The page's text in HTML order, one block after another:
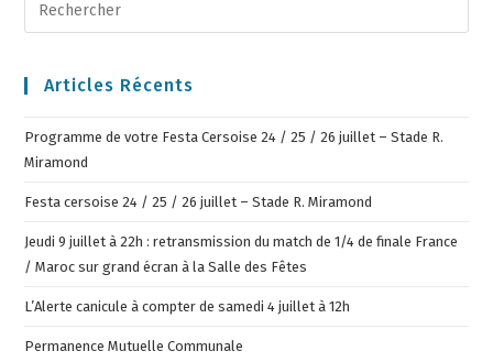
Articles Récents
Programme de votre Festa Cersoise 24 / 25 / 26 juillet – Stade R.
Miramond
Festa cersoise 24 / 25 / 26 juillet – Stade R. Miramond
Jeudi 9 juillet à 22h : retransmission du match de 1/4 de finale France
/ Maroc sur grand écran à la Salle des Fêtes
L’Alerte canicule à compter de samedi 4 juillet à 12h
Permanence Mutuelle Communale